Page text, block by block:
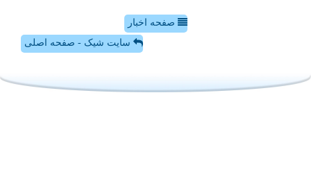
صفحه اخبار
سایت شیک - صفحه اصلی